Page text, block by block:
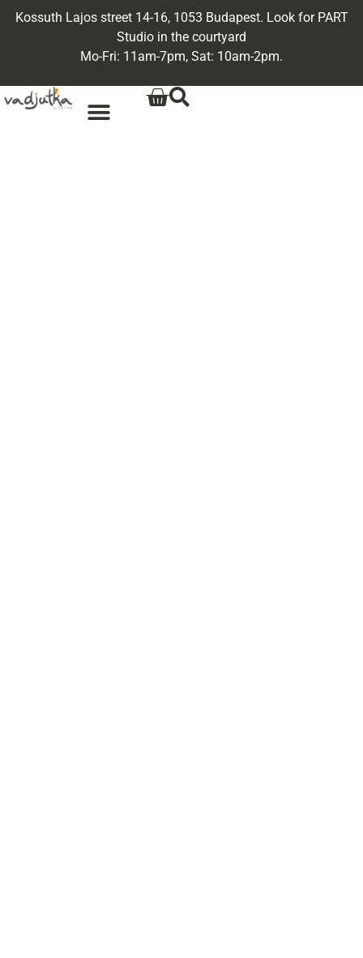
Kossuth Lajos street 14-16, 1053 Budapest. Look for PART
Studio in the courtyard
Mo-Fri: 11am-7pm, Sat: 10am-2pm.